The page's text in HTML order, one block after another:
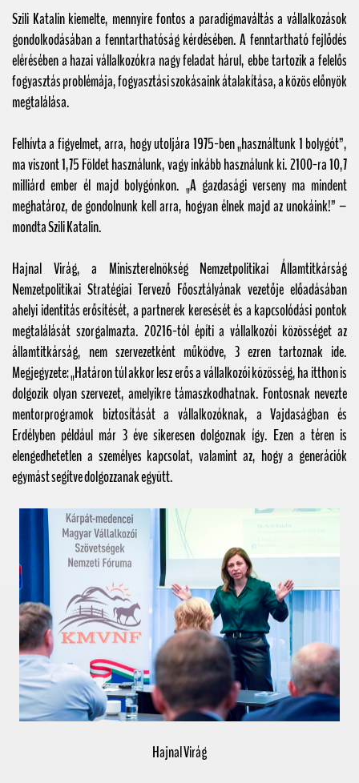
Szili Katalin kiemelte, mennyire fontos a paradigmaváltás a vállalkozások
gondolkodásában a fenntarthatóság kérdésében. A fenntartható fejlődés
elérésében a hazai vállalkozókra nagy feladat hárul, ebbe tartozik a felelős
fogyasztás problémája, fogyasztási szokásaink átalakítása, a közös előnyök
megtalálása.
Felhívta a figyelmet, arra, hogy utoljára 1975-ben „használtunk 1 bolygót”,
ma viszont 1,75 Földet használunk, vagy inkább használunk ki. 2100-ra 10,7
milliárd ember él majd bolygónkon. „A gazdasági verseny ma mindent
meghatároz, de gondolnunk kell arra, hogyan élnek majd az unokáink!” –
mondta Szili Katalin.
Hajnal Virág, a Miniszterelnökség Nemzetpolitikai Államtitkárság
Nemzetpolitikai Stratégiai Tervező Főosztályának vezetője előadásában
ahelyi identitás erősítését, a partnerek keresését és a kapcsolódási pontok
megtalálását szorgalmazta. 20216-tól építi a vállalkozói közösséget az
államtitkárság, nem szervezetként működve, 3 ezren tartoznak ide.
Megjegyzete: „Határon túl akkor lesz erős a vállalkozói közösség, ha itthon is
dolgozik olyan szervezet, amelyikre támaszkodhatnak. Fontosnak nevezte
mentorprogramok biztosítását a vállalkozóknak, a Vajdaságban és
Erdélyben például már 3 éve sikeresen dolgoznak így. Ezen a téren is
elengedhetetlen a személyes kapcsolat, valamint az, hogy a generációk
egymást segítve dolgozzanak együtt.
Hajnal Virág